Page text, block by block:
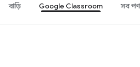
বাড়ি Google Classroom সব